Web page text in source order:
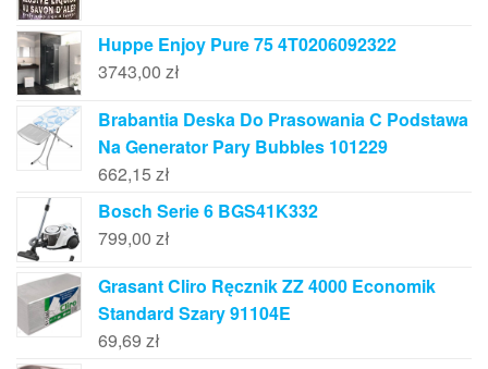
Huppe Enjoy Pure 75 4T0206092322
3743,00 zł
Brabantia Deska Do Prasowania C Podstawa
Na Generator Pary Bubbles 101229
662,15 zł
Bosch Serie 6 BGS41K332
799,00 zł
Grasant Cliro Ręcznik ZZ 4000 Economik
Standard Szary 91104E
69,69 zł